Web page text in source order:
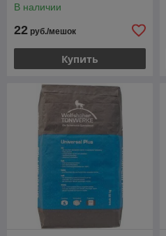
В наличии
22 руб./мешок
Купить